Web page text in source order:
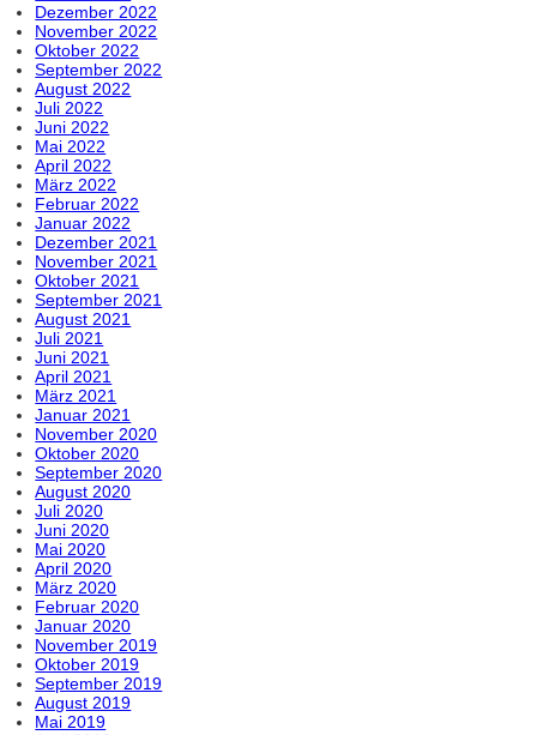
Dezember 2022
November 2022
Oktober 2022
September 2022
August 2022
Juli 2022
Juni 2022
Mai 2022
April 2022
März 2022
Februar 2022
Januar 2022
Dezember 2021
November 2021
Oktober 2021
September 2021
August 2021
Juli 2021
Juni 2021
April 2021
März 2021
Januar 2021
November 2020
Oktober 2020
September 2020
August 2020
Juli 2020
Juni 2020
Mai 2020
April 2020
März 2020
Februar 2020
Januar 2020
November 2019
Oktober 2019
September 2019
August 2019
Mai 2019